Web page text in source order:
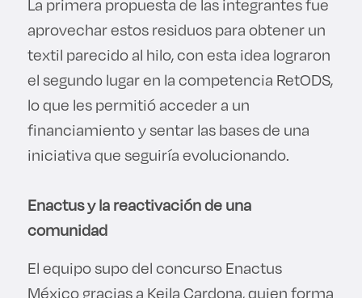
La primera propuesta de las integrantes fue
aprovechar estos residuos para obtener un
textil parecido al hilo, con esta idea lograron
el segundo lugar en la competencia RetODS,
lo que les permitió acceder a un
financiamiento y sentar las bases de una
iniciativa que seguiría evolucionando.
Enactus y la reactivación de una
comunidad
El equipo supo del concurso Enactus
México gracias a Keila Cardona, quien forma